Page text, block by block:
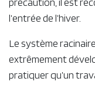
Pailler les pieds
maintenir le taux
nutriments aux
le collet pour éviter
épaisse de paille